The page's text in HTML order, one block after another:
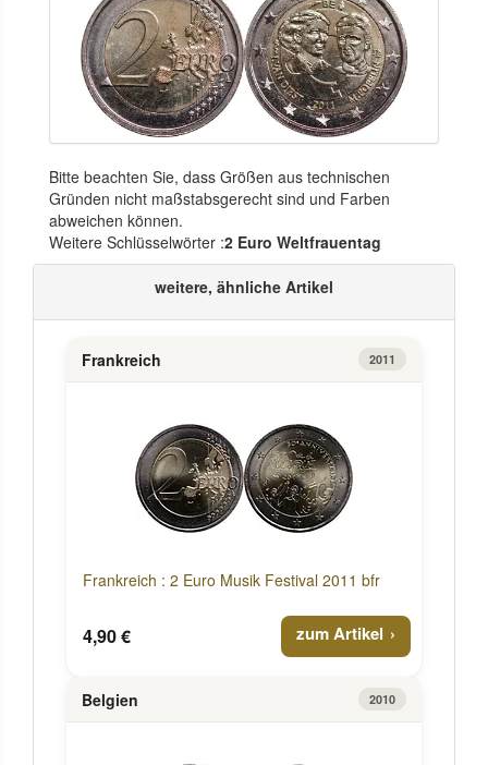
Bitte beachten Sie, dass Größen aus technischen
Gründen nicht maßstabsgerecht sind und Farben
abweichen können.
Weitere Schlüsselwörter :2 Euro Weltfrauentag
weitere, ähnliche Artikel
Frankreich 2011
Frankreich : 2 Euro Musik Festival 2011 bfr
4,90 € zum Artikel
Belgien 2010